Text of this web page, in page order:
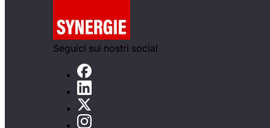
Seguici sui nostri social